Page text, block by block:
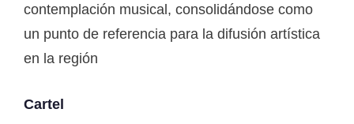
contemplación musical, consolidándose como
un punto de referencia para la difusión artística
en la región
Cartel